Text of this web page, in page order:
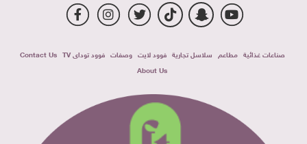
صناعات غذائية مطاعم سلاسل تجارية فوود لايت وصفات فوود توداى TV
Contact Us
About Us